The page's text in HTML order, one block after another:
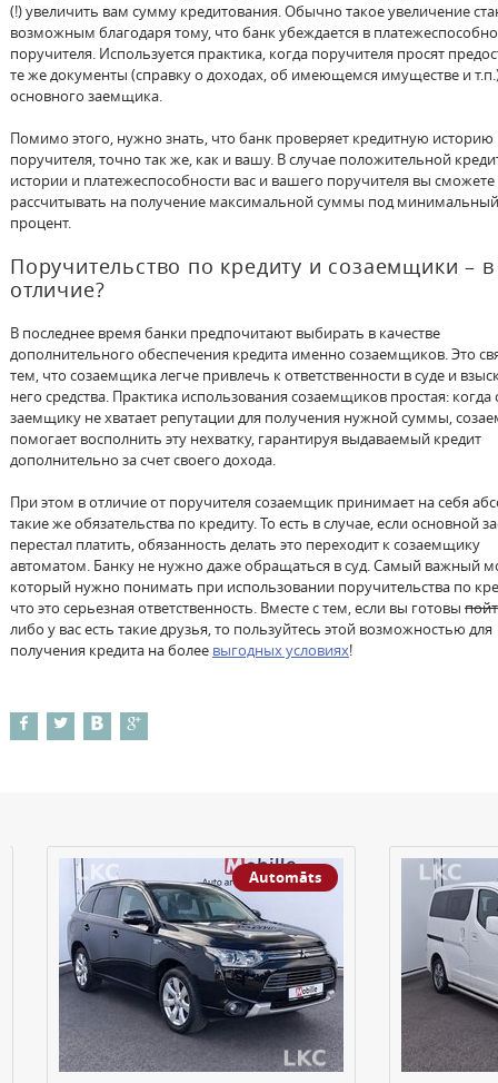
(!) увеличить вам сумму кредитования. Обычно такое увеличение
возможным благодаря тому, что банк убеждается в
поручителя. Используется практика, когда поручителя просят
те же документы (справку о доходах, об имеющемся имуществе и
основного заемщика.
Помимо этого, нужно знать, что банк проверяет кредитную
поручителя, точно так же, как и вашу. В случае положительной
истории и платежеспособности вас и вашего поручителя вы сможете
рассчитывать на получение максимальной суммы под минимальный
процент.
Поручительство по кредиту и созаемщики –
отличие?
В последнее время банки предпочитают выбирать в качестве
дополнительного обеспечения кредита именно созаемщиков. Это
тем, что созаемщика легче привлечь к ответственности в суде и
него средства. Практика использования созаемщиков простая:
заемщику не хватает репутации для получения нужной суммы,
помогает восполнить эту нехватку, гарантируя выдаваемый кредит
дополнительно за счет своего дохода.
При этом в отличие от поручителя созаемщик принимает на себя
такие же обязательства по кредиту. То есть в случае, если основной
перестал платить, обязанность делать это переходит к созаемщику
автоматом. Банку не нужно даже обращаться в суд. Самый важный
который нужно понимать при использовании поручительства по
что это серьезная ответственность. Вместе с тем, если вы готовы
либо у вас есть такие друзья, то пользуйтесь этой возможностью для
получения кредита на более выгодных условиях!
Automāts